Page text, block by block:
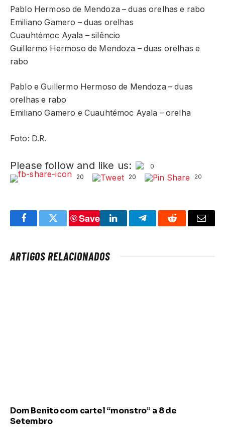
Pablo Hermoso de Mendoza – duas orelhas e rabo
Emiliano Gamero – duas orelhas
Cuauhtémoc Ayala – silêncio
Guillermo Hermoso de Mendoza – duas orelhas e
rabo
Pablo e Guillermo Hermoso de Mendoza – duas
orelhas e rabo
Emiliano Gamero e Cuauhtémoc Ayala – orelha
Foto: D.R.
Please follow and like us:
0
20
20 20
FacebookTwitter
Save
LinkedInTelegramReddit Email
ARTIGOS RELACIONADOS
Dom Benito com cartel “monstro” a 8 de
Setembro